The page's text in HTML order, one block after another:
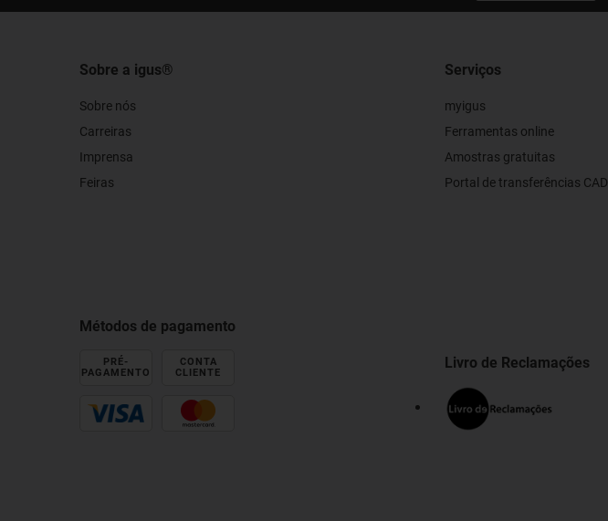
Sobre a igus®
Sobre nós
Carreiras
Imprensa
Feiras
Serviços
myigus
Ferramentas online
Amostras gratuitas
Portal de transferências CAD
Métodos de pagamento
PRÉ-
PAGAMENTO
CONTA
CLIENTE
Livro de Reclamações